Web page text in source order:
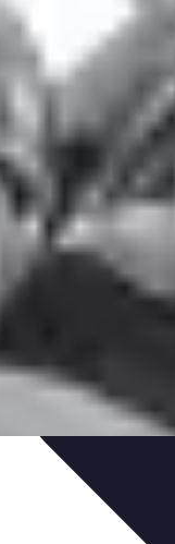
Introduction Remèdes